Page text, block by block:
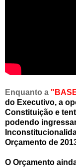
Enquanto a
do Executivo, a
Constituição e
podendo
Orçamento de
O Orçamento